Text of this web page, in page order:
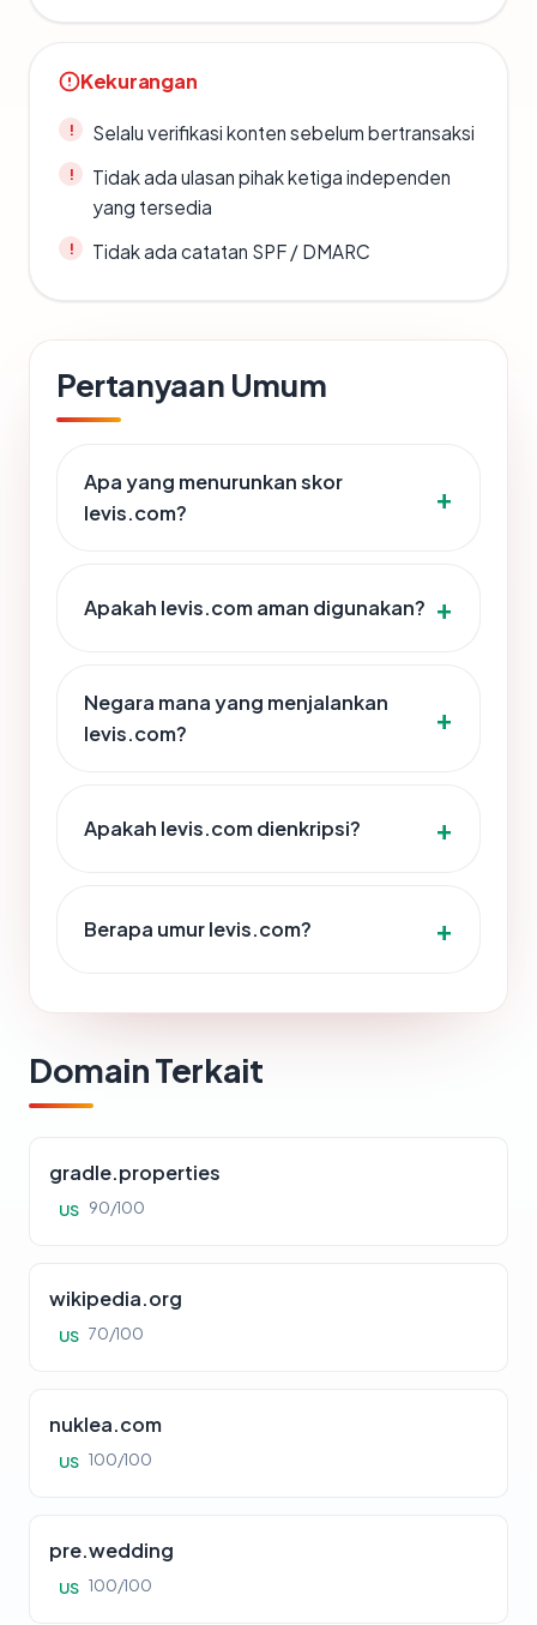
Kekurangan
Selalu verifikasi konten sebelum bertransaksi
Tidak ada ulasan pihak ketiga independen
yang tersedia
Tidak ada catatan SPF / DMARC
Pertanyaan Umum
Apa yang menurunkan skor
levis.com?
Apakah levis.com aman digunakan?
Negara mana yang menjalankan
levis.com?
Apakah levis.com dienkripsi?
Berapa umur levis.com?
Domain Terkait
gradle.properties
US 90/100
wikipedia.org
US 70/100
nuklea.com
US 100/100
pre.wedding
US 100/100